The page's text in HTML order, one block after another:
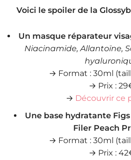
Voici le spoiler de la
Un masque réparateur
Niacinamide,Allantoïne,
→ Format : 30ml
→ Prix :
→ Découvrir ce
Une base hydratante
Filer Peach
→ Format : 30ml
→ Prix :